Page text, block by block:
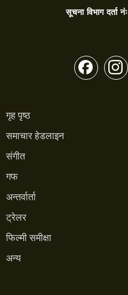
सूचना विभाग दर्ता नंः
गृह पृष्ठ
समाचार हेडलाइन
संगीत
गफ
अन्तर्वार्ता
ट्रेलर
फिल्मी समीक्षा
अन्य